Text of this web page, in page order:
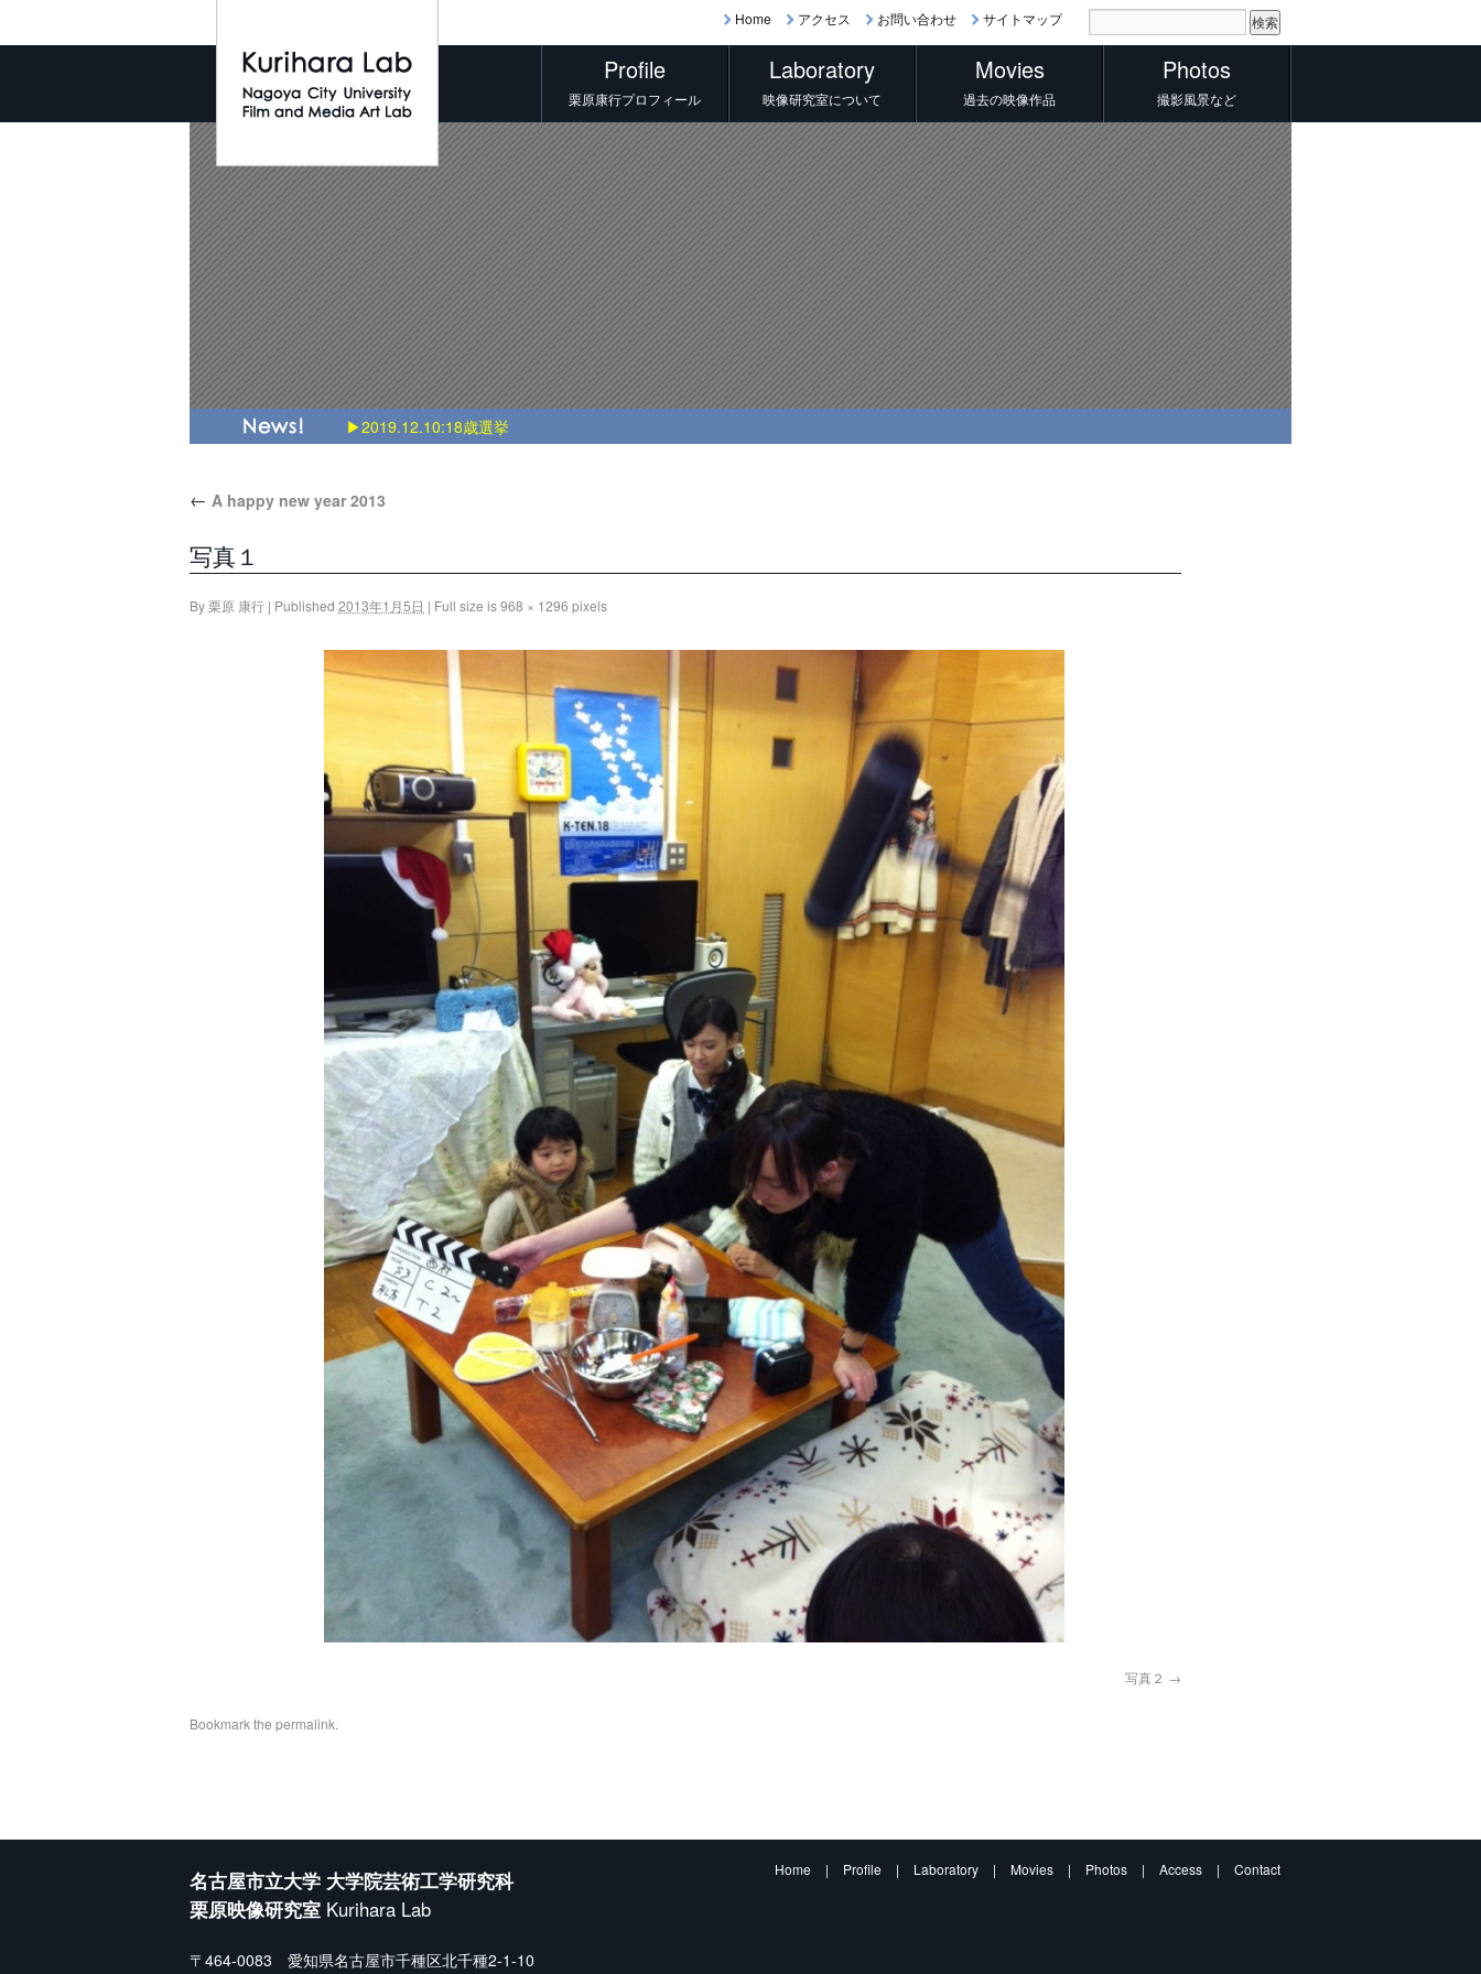
Home アクセス お問い合わせ サイトマップ
Profile
栗原康行プロフィール
Laboratory
映像研究室について
Movies
過去の映像作品
Photos
撮影風景など
▶2019.12.10:18歳選挙
← A happy new year 2013
写真１
By栗原 康行 | Published 2013年1月5日 | Full size is968 × 1296 pixels
写真２
Bookmark the permalink.
名古屋市立大学 大学院芸術工学研究科
栗原映像研究室 Kurihara Lab
〒464-0083 愛知県名古屋市千種区北千種2-1-10
Home | Profile | Laboratory | Movies | Photos | Access | Contact